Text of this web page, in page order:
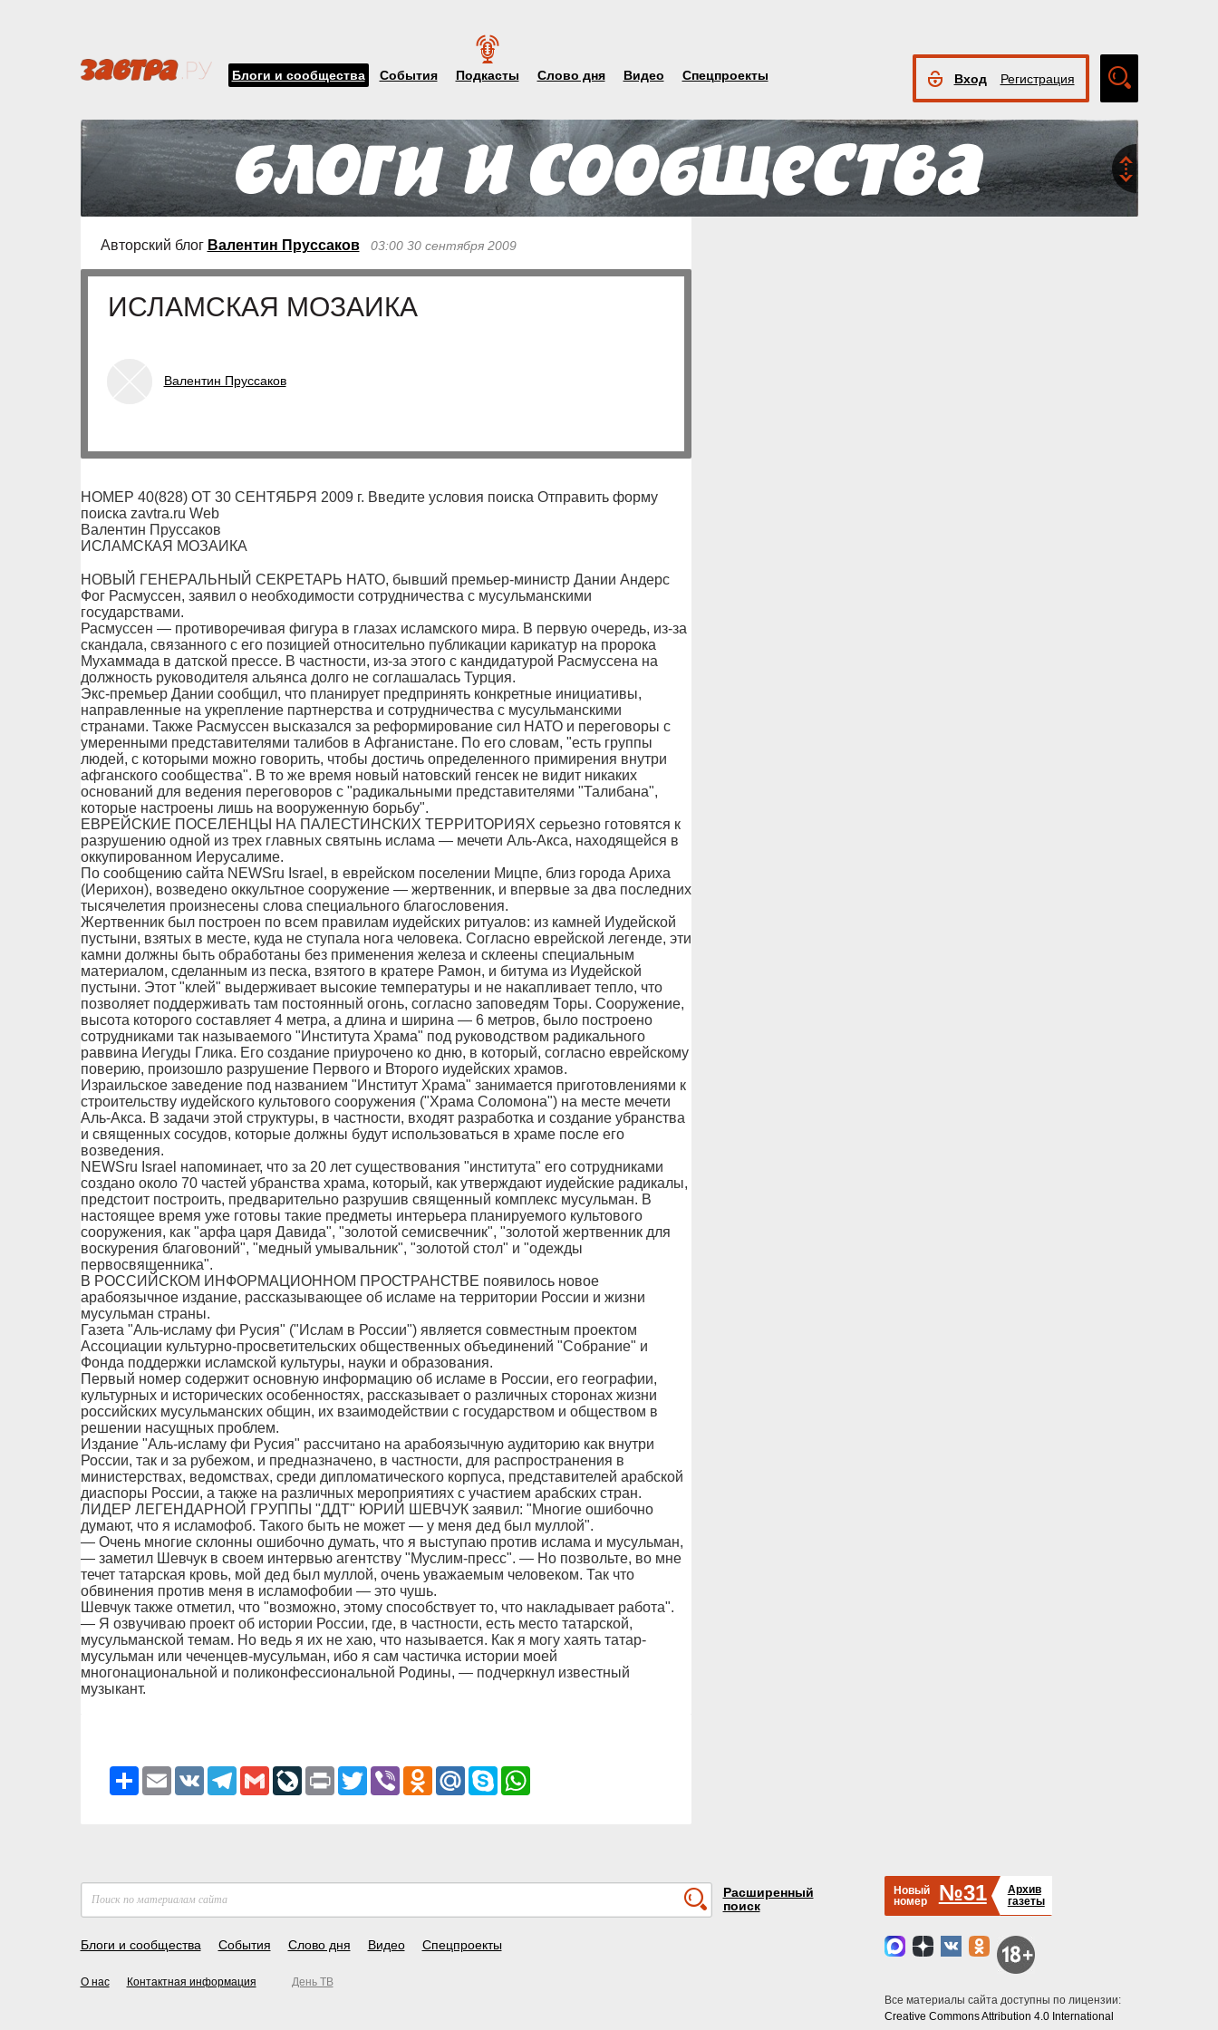
Блоги и сообщества События Подкасты Слово дня Видео Спецпроекты Вход Регистрация
поиск
Авторский блог Валентин Пруссаков 03:00 30 сентября 2009
ИСЛАМСКАЯ МОЗАИКА
Валентин Пруссаков
НОМЕР 40(828) ОТ 30 СЕНТЯБРЯ 2009 г. Введите условия поиска Отправить форму
поиска zavtra.ru Web
Валентин Пруссаков
ИСЛАМСКАЯ МОЗАИКА
НОВЫЙ ГЕНЕРАЛЬНЫЙ СЕКРЕТАРЬ НАТО, бывший премьер-министр Дании Андерс
Фог Расмуссен, заявил о необходимости сотрудничества с мусульманскими
государствами.
Расмуссен — противоречивая фигура в глазах исламского мира. В первую очередь, из-за
скандала, связанного с его позицией относительно публикации карикатур на пророка
Мухаммада в датской прессе. В частности, из-за этого с кандидатурой Расмуссена на
должность руководителя альянса долго не соглашалась Турция.
Экс-премьер Дании сообщил, что планирует предпринять конкретные инициативы,
направленные на укрепление партнерства и сотрудничества с мусульманскими
странами. Также Расмуссен высказался за реформирование сил НАТО и переговоры с
умеренными представителями талибов в Афганистане. По его словам, "есть группы
людей, с которыми можно говорить, чтобы достичь определенного примирения внутри
афганского сообщества". В то же время новый натовский генсек не видит никаких
оснований для ведения переговоров с "радикальными представителями "Талибана",
которые настроены лишь на вооруженную борьбу".
ЕВРЕЙСКИЕ ПОСЕЛЕНЦЫ НА ПАЛЕСТИНСКИХ ТЕРРИТОРИЯХ серьезно готовятся к
разрушению одной из трех главных святынь ислама — мечети Аль-Акса, находящейся в
оккупированном Иерусалиме.
По сообщению сайта NEWSru Israel, в еврейском поселении Мицпе, близ города Ариха
(Иерихон), возведено оккультное сооружение — жертвенник, и впервые за два последних
тысячелетия произнесены слова специального благословения.
Жертвенник был построен по всем правилам иудейских ритуалов: из камней Иудейской
пустыни, взятых в месте, куда не ступала нога человека. Согласно еврейской легенде, эти
камни должны быть обработаны без применения железа и склеены специальным
материалом, сделанным из песка, взятого в кратере Рамон, и битума из Иудейской
пустыни. Этот "клей" выдерживает высокие температуры и не накапливает тепло, что
позволяет поддерживать там постоянный огонь, согласно заповедям Торы. Сооружение,
высота которого составляет 4 метра, а длина и ширина — 6 метров, было построено
сотрудниками так называемого "Института Храма" под руководством радикального
раввина Иегуды Глика. Его создание приурочено ко дню, в который, согласно еврейскому
поверию, произошло разрушение Первого и Второго иудейских храмов.
Израильское заведение под названием "Институт Храма" занимается приготовлениями к
строительству иудейского культового сооружения ("Храма Соломона") на месте мечети
Аль-Акса. В задачи этой структуры, в частности, входят разработка и создание убранства
и священных сосудов, которые должны будут использоваться в храме после его
возведения.
NEWSru Israel напоминает, что за 20 лет существования "института" его сотрудниками
создано около 70 частей убранства храма, который, как утверждают иудейские радикалы,
предстоит построить, предварительно разрушив священный комплекс мусульман. В
настоящее время уже готовы такие предметы интерьера планируемого культового
сооружения, как "арфа царя Давида", "золотой семисвечник", "золотой жертвенник для
воскурения благовоний", "медный умывальник", "золотой стол" и "одежды
первосвященника".
В РОССИЙСКОМ ИНФОРМАЦИОННОМ ПРОСТРАНСТВЕ появилось новое
арабоязычное издание, рассказывающее об исламе на территории России и жизни
мусульман страны.
Газета "Аль-исламу фи Русия" ("Ислам в России") является совместным проектом
Ассоциации культурно-просветительских общественных объединений "Собрание" и
Фонда поддержки исламской культуры, науки и образования.
Первый номер содержит основную информацию об исламе в России, его географии,
культурных и исторических особенностях, рассказывает о различных сторонах жизни
российских мусульманских общин, их взаимодействии с государством и обществом в
решении насущных проблем.
Издание "Аль-исламу фи Русия" рассчитано на арабоязычную аудиторию как внутри
России, так и за рубежом, и предназначено, в частности, для распространения в
министерствах, ведомствах, среди дипломатического корпуса, представителей арабской
диаспоры России, а также на различных мероприятиях с участием арабских стран.
ЛИДЕР ЛЕГЕНДАРНОЙ ГРУППЫ "ДДТ" ЮРИЙ ШЕВЧУК заявил: "Многие ошибочно
думают, что я исламофоб. Такого быть не может — у меня дед был муллой".
— Очень многие склонны ошибочно думать, что я выступаю против ислама и мусульман,
— заметил Шевчук в своем интервью агентству "Муслим-пресс". — Но позвольте, во мне
течет татарская кровь, мой дед был муллой, очень уважаемым человеком. Так что
обвинения против меня в исламофобии — это чушь.
Шевчук также отметил, что "возможно, этому способствует то, что накладывает работа".
— Я озвучиваю проект об истории России, где, в частности, есть место татарской,
мусульманской темам. Но ведь я их не хаю, что называется. Как я могу хаять татар-
мусульман или чеченцев-мусульман, ибо я сам частичка истории моей
многонациональной и поликонфессиональной Родины, — подчеркнул известный
музыкант.
РесурсEmail VK Telegram
GmailLiveJournal
Print TwitterViber Odnoklassniki
Mail.RuSkypeWhatsApp
Расширенный
поиск
Блоги и сообщества События Слово дня Видео Спецпроекты
О нас Контактная информация День ТВ
Новый
номер
№31
Архив
газеты
Все материалы сайта доступны по лицензии:
Creative Commons Attribution 4.0 International